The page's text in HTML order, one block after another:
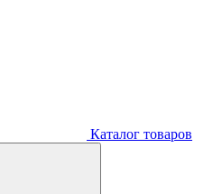
Каталог товаров